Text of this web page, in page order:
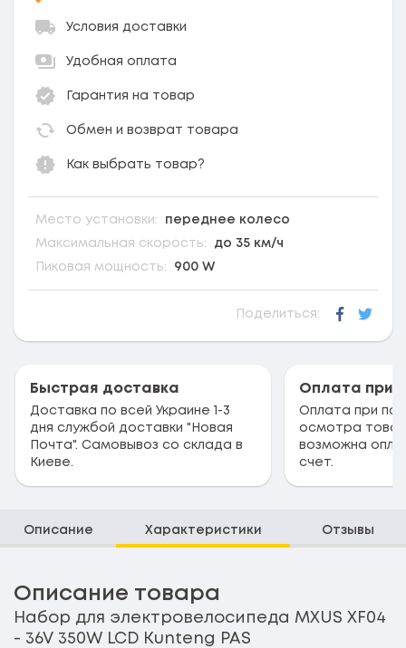
Условия доставки
Удобная оплата
Гарантия на товар
Обмен и возврат товара
Как выбрать товар?
Место установки: переднее колесо
Максимальная скорость: до 35 км/ч
Пиковая мощность: 900 W
Поделиться:
Быстрая доставка
Доставка по всей Украине 1-3
дня службой доставки "Новая
Почта". Самовывоз со склада в
Киеве.
Оплата при
Оплата при
осмотра
возможна
счет.
Описание Характеристики Отзывы
Описание товара
Набор для электровелосипеда MXUS XF04
- 36V 350W LCD Kunteng PAS